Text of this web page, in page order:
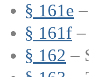
§ 161e
§ 161f
§ 162 –